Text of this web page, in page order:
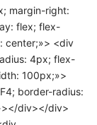
margin-right:
flex; flex-
center;»> <div
4px; flex-
100px;»>
border-radius:
div></div>